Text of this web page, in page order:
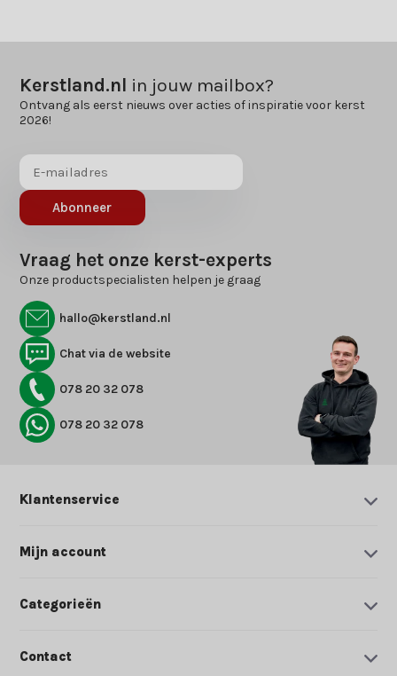
Kerstland.nl in jouw mailbox?
Ontvang als eerst nieuws over acties of inspiratie voor kerst
2026!
Abonneer
Vraag het onze kerst-experts
Onze productspecialisten helpen je graag
hallo@kerstland.nl
Chat via de website
078 20 32 078
078 20 32 078
Klantenservice
Mijn account
Categorieën
Contact